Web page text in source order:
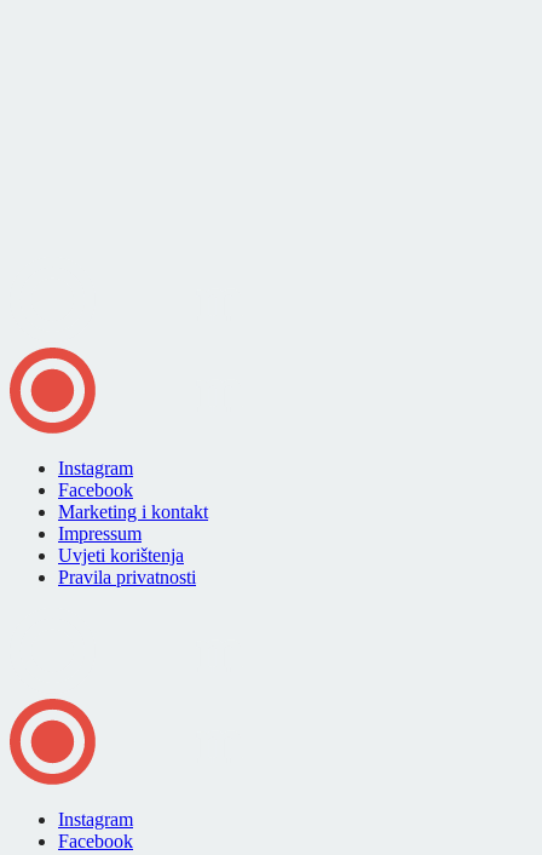
Instagram
Facebook
Marketing i kontakt
Impressum
Uvjeti korištenja
Pravila privatnosti
Instagram
Facebook